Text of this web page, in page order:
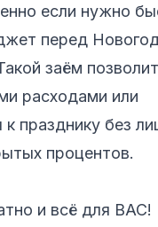
если нужно
перед
заём
расходами или
к празднику без
процентов.
и всё для ВАС!